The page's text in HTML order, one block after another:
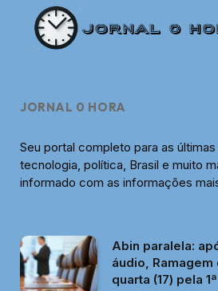
JORNAL 0 HORA
Seu portal completo para as
tecnologia, política, Brasil e muito
informado com as informações
Abin paralela:
áudio, Ramagem
quarta (17) pela